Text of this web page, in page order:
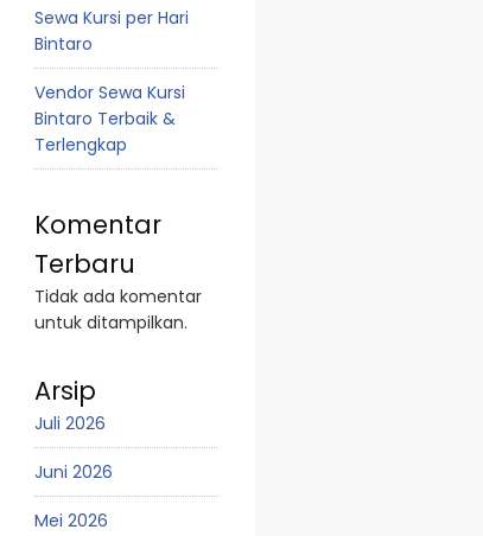
Sewa Kursi per Hari
Bintaro
Vendor Sewa Kursi
Bintaro Terbaik &
Terlengkap
Komentar
Terbaru
Tidak ada komentar
untuk ditampilkan.
Arsip
Juli 2026
Juni 2026
Mei 2026